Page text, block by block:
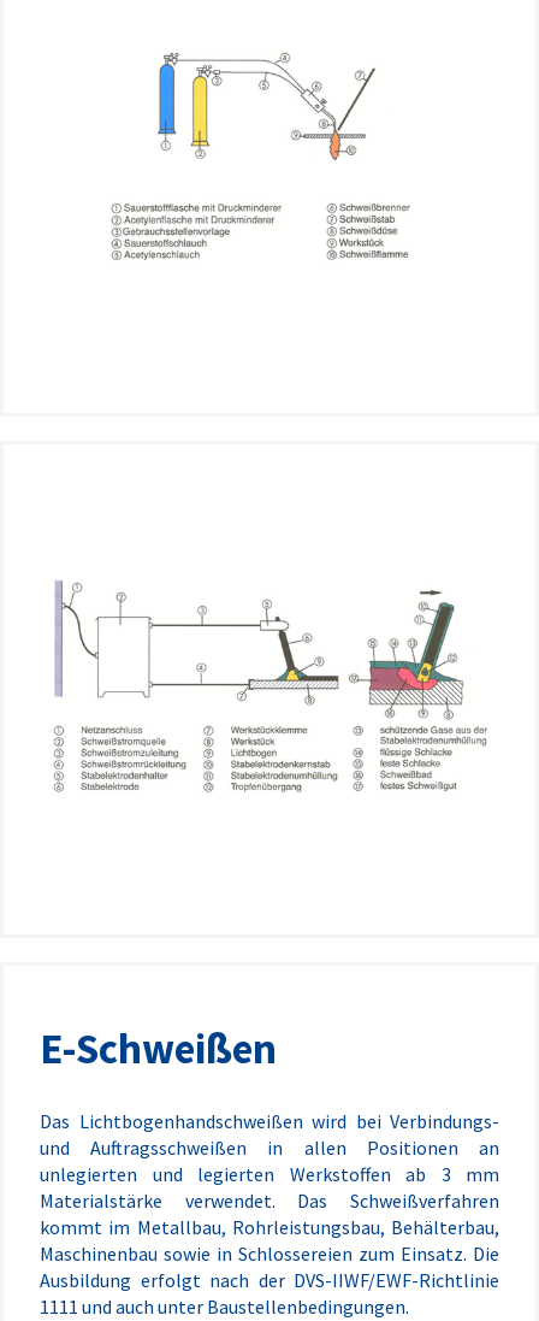
E-Schweißen
Das Lichtbogenhandschweißen wird bei Verbindungs-
und Auftragsschweißen in allen Positionen an
unlegierten und legierten Werkstoffen ab 3 mm
Materialstärke verwendet. Das Schweißverfahren
kommt im Metallbau, Rohrleistungsbau, Behälterbau,
Maschinenbau sowie in Schlossereien zum Einsatz. Die
Ausbildung erfolgt nach der DVS-IIWF/EWF-Richtlinie
1111 und auch unter Baustellenbedingungen.